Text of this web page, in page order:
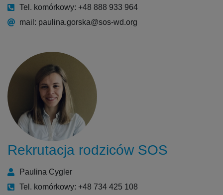
Tel. komórkowy: +48 888 933 964
mail: paulina.gorska@sos-wd.org
Rekrutacja rodziców SOS
Paulina Cygler
Tel. komórkowy: +48 734 425 108